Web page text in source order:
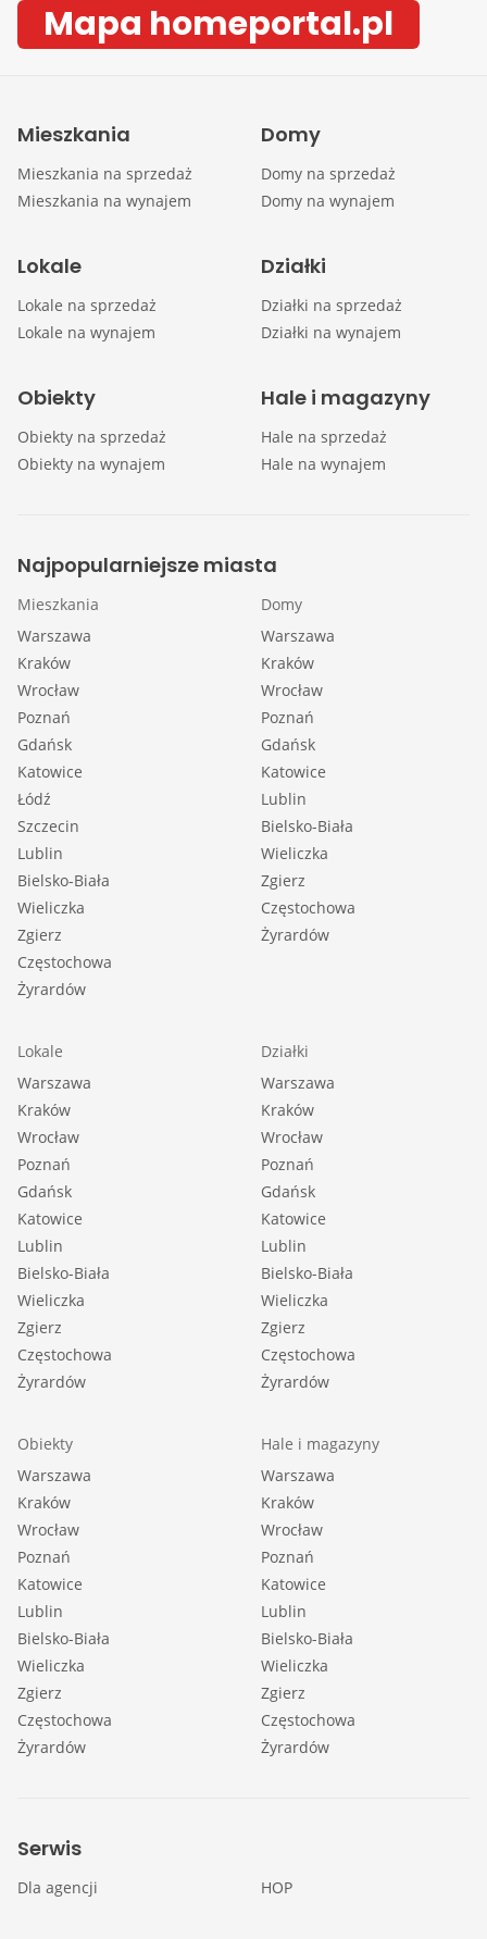
Mapa homeportal.pl
Mieszkania
Mieszkania na sprzedaż
Mieszkania na wynajem
Domy
Domy na sprzedaż
Domy na wynajem
Lokale
Lokale na sprzedaż
Lokale na wynajem
Działki
Działki na sprzedaż
Działki na wynajem
Obiekty
Obiekty na sprzedaż
Obiekty na wynajem
Hale i magazyny
Hale na sprzedaż
Hale na wynajem
Najpopularniejsze miasta
Mieszkania
Warszawa
Kraków
Wrocław
Poznań
Gdańsk
Katowice
Łódź
Szczecin
Lublin
Bielsko-Biała
Wieliczka
Zgierz
Częstochowa
Żyrardów
Domy
Warszawa
Kraków
Wrocław
Poznań
Gdańsk
Katowice
Lublin
Bielsko-Biała
Wieliczka
Zgierz
Częstochowa
Żyrardów
Lokale
Warszawa
Kraków
Wrocław
Poznań
Gdańsk
Katowice
Lublin
Bielsko-Biała
Wieliczka
Zgierz
Częstochowa
Żyrardów
Działki
Warszawa
Kraków
Wrocław
Poznań
Gdańsk
Katowice
Lublin
Bielsko-Biała
Wieliczka
Zgierz
Częstochowa
Żyrardów
Obiekty
Warszawa
Kraków
Wrocław
Poznań
Katowice
Lublin
Bielsko-Biała
Wieliczka
Zgierz
Częstochowa
Żyrardów
Hale i magazyny
Warszawa
Kraków
Wrocław
Poznań
Katowice
Lublin
Bielsko-Biała
Wieliczka
Zgierz
Częstochowa
Żyrardów
Serwis
Dla agencji HOP